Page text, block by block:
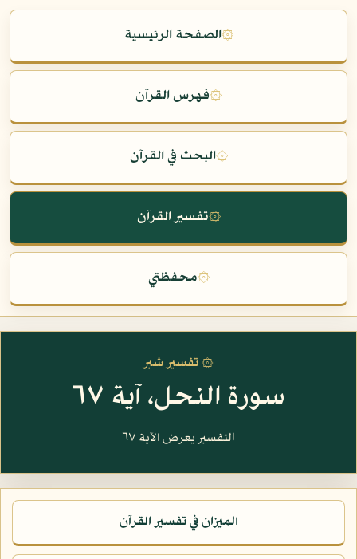
۞الصفحة الرئيسية
۞فهرس القرآن
۞البحث في القرآن
۞تفسير القرآن
۞محفظتي
۞ تفسير شبر
سورة النحل، آية ٦٧
التفسير يعرض الآية ٦٧
الميزان في تفسير القرآن